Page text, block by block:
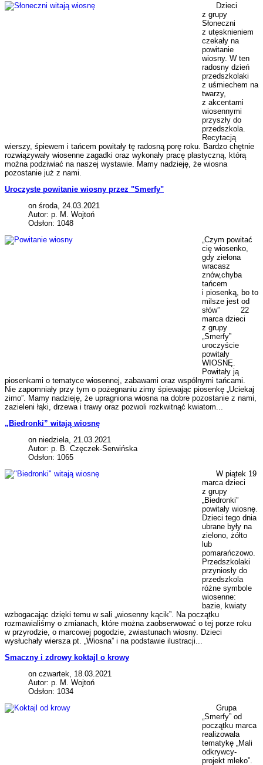
Dzieci
z grupy
Słoneczni
z utęsknieniem
czekały na
powitanie
wiosny. W ten
radosny dzień
przedszkolaki
z uśmiechem na
twarzy,
z akcentami
wiosennymi
przyszły do
przedszkola.
Recytacją
wierszy, śpiewem i tańcem powitały tę radosną porę roku. Bardzo chętnie
rozwiązywały wiosenne zagadki oraz wykonały pracę plastyczną, którą
można podziwiać na naszej wystawie. Mamy nadzieję, że wiosna
pozostanie już z nami.
Uroczyste powitanie wiosny przez "Smerfy"
on środa, 24.03.2021
Autor: p. M. Wojtoń
Odsłon: 1048
„Czym powitać
cię wiosenko,
gdy zielona
wracasz
znów,chyba
tańcem
i piosenką, bo to
milsze jest od
słów” 22
marca dzieci
z grupy
„Smerfy”
uroczyście
powitały
WIOSNĘ.
Powitały ją
piosenkami o tematyce wiosennej, zabawami oraz wspólnymi tańcami.
Nie zapomniały przy tym o pożegnaniu zimy śpiewając piosenkę „Uciekaj
zimo”. Mamy nadzieję, że upragniona wiosna na dobre pozostanie z nami,
zazieleni łąki, drzewa i trawy oraz pozwoli rozkwitnąć kwiatom...
„Biedronki” witają wiosnę
on niedziela, 21.03.2021
Autor: p. B. Częczek-Serwińska
Odsłon: 1065
W piątek 19
marca dzieci
z grupy
„Biedronki”
powitały wiosnę.
Dzieci tego dnia
ubrane były na
zielono, żółto
lub
pomarańczowo.
Przedszkolaki
przyniosły do
przedszkola
różne symbole
wiosenne:
bazie, kwiaty
wzbogacając dzięki temu w sali „wiosenny kącik”. Na początku
rozmawialiśmy o zmianach, które można zaobserwować o tej porze roku
w przyrodzie, o marcowej pogodzie, zwiastunach wiosny. Dzieci
wysłuchały wiersza pt. „Wiosna” i na podstawie ilustracji...
Smaczny i zdrowy koktajl o krowy
on czwartek, 18.03.2021
Autor: p. M. Wojtoń
Odsłon: 1034
Grupa
„Smerfy” od
początku marca
realizowała
tematykę „Mali
odkrywcy-
projekt mleko”.